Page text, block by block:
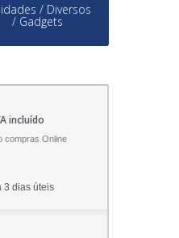
/ Diversos
/ Gadgets
incluído
compras Online
3 dias úteis